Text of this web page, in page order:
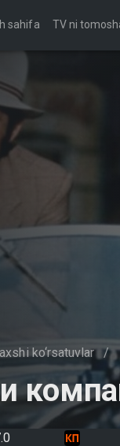
sahifa TV ni
ko‘rsatuvlar /